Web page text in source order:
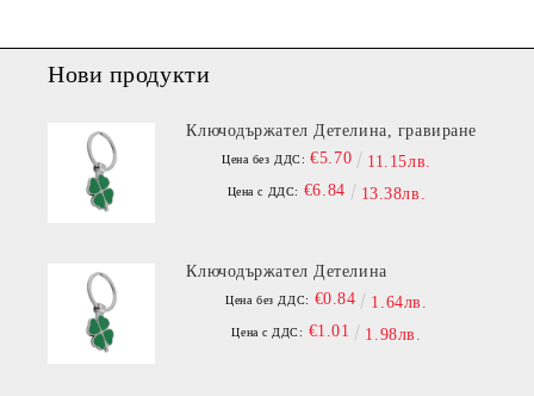
Нови продукти
Ключодържател Детелина, гравиране
Цена без ДДС: €5.70 11.15лв.
Цена с ДДС: €6.84 13.38лв.
Ключодържател Детелина
Цена без ДДС: €0.84 1.64лв.
Цена с ДДС: €1.01 1.98лв.